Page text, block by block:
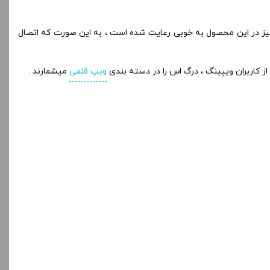
ساده نیز در این محصول به خوبی رعایت شده است ، به این صورت که اتصال
کاربران ویپینگ ، درگ اس را در دسته بندی ویپ قلمی میشمارند .